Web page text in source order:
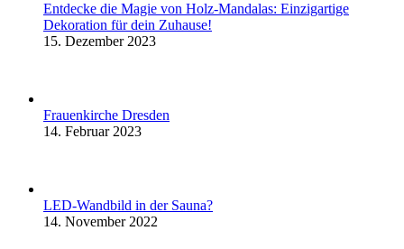
Entdecke die Magie von Holz-Mandalas: Einzigartige
Dekoration für dein Zuhause!
15. Dezember 2023
Frauenkirche Dresden
14. Februar 2023
LED-Wandbild in der Sauna?
14. November 2022